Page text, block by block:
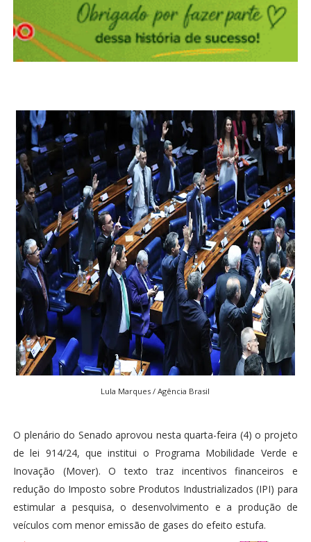
Lula Marques / Agência Brasil
O plenário do Senado aprovou nesta quarta-feira (4) o projeto
de lei 914/24, que institui o Programa Mobilidade Verde e
Inovação (Mover). O texto traz incentivos financeiros e
redução do Imposto sobre Produtos Industrializados (IPI) para
estimular a pesquisa, o desenvolvimento e a produção de
veículos com menor emissão de gases do efeito estufa.